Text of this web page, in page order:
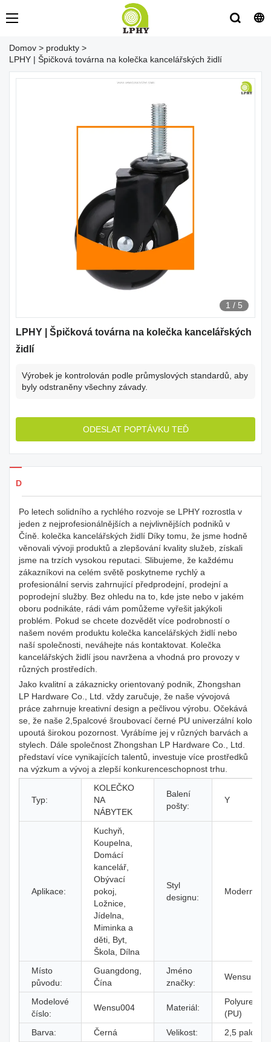
Domov > produkty >
LPHY | Špičková továrna na kolečka kancelářských židlí
1 / 5
LPHY | Špičková továrna na kolečka kancelářských
židlí
Výrobek je kontrolován podle průmyslových standardů, aby
byly odstraněny všechny závady.
ODESLAT POPTÁVKU TEĎ
Detaily produkty
Po letech solidního a rychlého rozvoje se LPHY rozrostla v
jeden z nejprofesionálnějších a nejvlivnějších podniků v
Číně. kolečka kancelářských židlí Díky tomu, že jsme hodně
věnovali vývoji produktů a zlepšování kvality služeb, získali
jsme na trzích vysokou reputaci. Slibujeme, že každému
zákazníkovi na celém světě poskytneme rychlý a
profesionální servis zahrnující předprodejní, prodejní a
poprodejní služby. Bez ohledu na to, kde jste nebo v jakém
oboru podnikáte, rádi vám pomůžeme vyřešit jakýkoli
problém. Pokud se chcete dozvědět více podrobností o
našem novém produktu kolečka kancelářských židlí nebo
naší společnosti, neváhejte nás kontaktovat. Kolečka
kancelářských židlí jsou navržena a vhodná pro provozy v
různých prostředích.
Jako kvalitní a zákaznicky orientovaný podnik, Zhongshan
LP Hardware Co., Ltd. vždy zaručuje, že naše vývojová
práce zahrnuje kreativní design a pečlivou výrobu. Očekává
se, že naše 2,5palcové šroubovací černé PU univerzální kolo
upoutá širokou pozornost. Vyrábíme jej v různých barvách a
stylech. Dále společnost Zhongshan LP Hardware Co., Ltd.
představí více vynikajících talentů, investuje více prostředků
na výzkum a vývoj a zlepší konkurenceschopnost trhu.
Typ:
KOLEČKO
NA
NÁBYTEK
Balení
pošty:
Y
Aplikace:
Kuchyň,
Koupelna,
Domácí
kancelář,
Obývací
pokoj,
Ložnice,
Jídelna,
Miminka a
děti, Byt,
Škola, Dílna
Styl
designu:
Moderní
Místo
původu:
Guangdong,
Čína
Jméno
značky:
Wensu
Modelové
číslo:
Wensu004 Materiál:
Polyuretan
(PU)
Barva:
Černá Velikost: 2,5 palce